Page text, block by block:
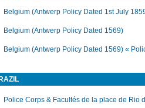
Belgium (Antwerp Policy Dated 1st July
Belgium (Antwerp Policy Dated 1569)
Belgium (Antwerp Policy Dated 1569) «
Police Corps & Facultés de la place de Rio